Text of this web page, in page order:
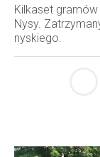
Kilkaset
Nysy.
nyskiego.